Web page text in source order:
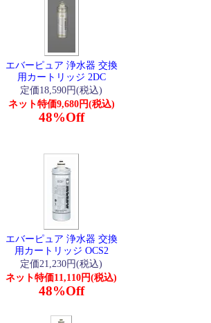
エバーピュア 浄水器 交換
用カートリッジ 2DC
定価18,590円(税込)
ネット特価9,680円(税込)
48%Off
エバーピュア 浄水器 交換
用カートリッジ OCS2
定価21,230円(税込)
ネット特価11,110円(税込)
48%Off